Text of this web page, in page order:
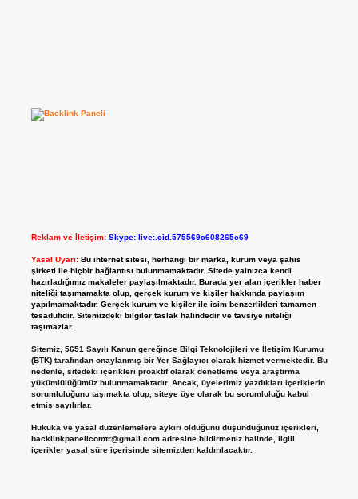
Reklam ve İletişim: Skype: live:.cid.575569c608265c69
Yasal Uyarı: Bu internet sitesi, herhangi bir marka, kurum veya şahıs
şirketi ile hiçbir bağlantısı bulunmamaktadır. Sitede yalnızca kendi
hazırladığımız makaleler paylaşılmaktadır. Burada yer alan içerikler haber
niteliği taşımamakta olup, gerçek kurum ve kişiler hakkında paylaşım
yapılmamaktadır. Gerçek kurum ve kişiler ile isim benzerlikleri tamamen
tesadüfidir. Sitemizdeki bilgiler taslak halindedir ve tavsiye niteliği
taşımazlar.
Sitemiz, 5651 Sayılı Kanun gereğince Bilgi Teknolojileri ve İletişim Kurumu
(BTK) tarafından onaylanmış bir Yer Sağlayıcı olarak hizmet vermektedir. Bu
nedenle, sitedeki içerikleri proaktif olarak denetleme veya araştırma
yükümlülüğümüz bulunmamaktadır. Ancak, üyelerimiz yazdıkları içeriklerin
sorumluluğunu taşımakta olup, siteye üye olarak bu sorumluluğu kabul
etmiş sayılırlar.
Hukuka ve yasal düzenlemelere aykırı olduğunu düşündüğünüz içerikleri,
backlinkpanelicomtr@gmail.comadresine bildirmeniz halinde, ilgili
içerikler yasal süre içerisinde sitemizden kaldırılacaktır.